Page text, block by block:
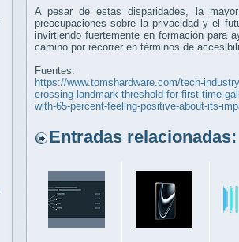
A pesar de estas disparidades, la
preocupaciones sobre la privacidad y el
invirtiendo fuertemente en formación para
camino por recorrer en términos de
Fuentes:
https://www.tomshardware.com/tech-
crossing-landmark-threshold-for-first-time-
with-65-percent-feeling-positive-about-its-
Entradas relacionadas: